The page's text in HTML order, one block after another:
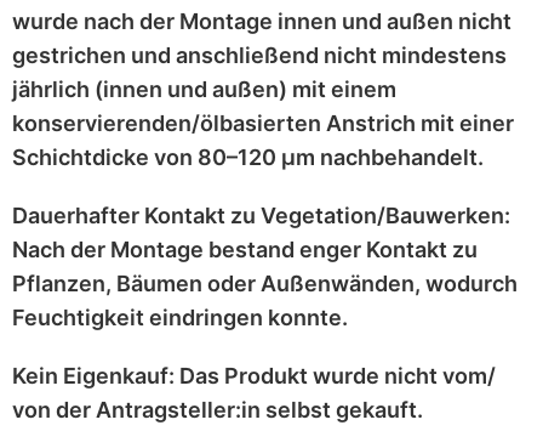
wurde nach der Montage innen und außen nicht
gestrichen und anschließend nicht mindestens
jährlich (innen und außen) mit einem
konservierenden/ölbasierten Anstrich mit einer
Schichtdicke von 80–120 μm nachbehandelt.
Dauerhafter Kontakt zu Vegetation/Bauwerken:
Nach der Montage bestand enger Kontakt zu
Pflanzen, Bäumen oder Außenwänden, wodurch
Feuchtigkeit eindringen konnte.
Kein Eigenkauf: Das Produkt wurde nicht vom/
von der Antragsteller:in selbst gekauft.